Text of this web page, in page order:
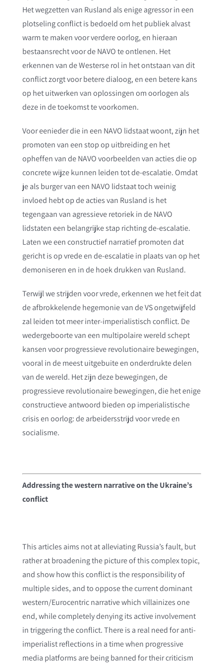
Het wegzetten van Rusland als enige agressor in een
plotseling conflict is bedoeld om het publiek alvast
warm te maken voor verdere oorlog, en hieraan
bestaansrecht voor de NAVO te ontlenen. Het
erkennen van de Westerse rol in het ontstaan van dit
conflict zorgt voor betere dialoog, en een betere kans
op het uitwerken van oplossingen om oorlogen als
deze in de toekomst te voorkomen.
Voor eenieder die in een NAVO lidstaat woont, zijn het
promoten van een stop op uitbreiding en het
opheffen van de NAVO voorbeelden van acties die op
concrete wijze kunnen leiden tot de-escalatie. Omdat
je als burger van een NAVO lidstaat toch weinig
invloed hebt op de acties van Rusland is het
tegengaan van agressieve retoriek in de NAVO
lidstaten een belangrijke stap richting de-escalatie.
Laten we een constructief narratief promoten dat
gericht is op vrede en de-escalatie in plaats van op het
demoniseren en in de hoek drukken van Rusland.
Terwijl we strijden voor vrede, erkennen we het feit dat
de afbrokkelende hegemonie van de VS ongetwijfeld
zal leiden tot meer inter-imperialistisch conflict. De
wedergeboorte van een multipolaire wereld schept
kansen voor progressieve revolutionaire bewegingen,
vooral in de meest uitgebuite en onderdrukte delen
van de wereld. Het zijn deze bewegingen, de
progressieve revolutionaire bewegingen, die het enige
constructieve antwoord bieden op imperialistische
crisis en oorlog: de arbeidersstrijd voor vrede en
socialisme.
Addressing the western narrative on the Ukraine’s
conflict
This articles aims not at alleviating Russia’s fault, but
rather at broadening the picture of this complex topic,
and show how this conflict is the responsibility of
multiple sides, and to oppose the current dominant
western/Eurocentric narrative which villainizes one
end, while completely denying its active involvement
in triggering the conflict. There is a real need for anti-
imperialist reflections in a time when progressive
media platforms are being banned for their criticism